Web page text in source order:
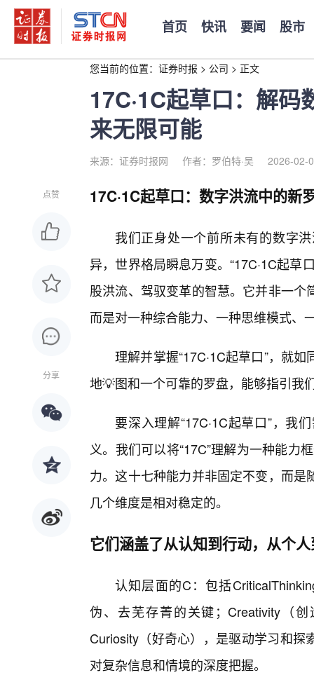
首页 快讯 要闻 股市
您当前的位置： 证券时报 > 公司 > 正文
17C·1C起草口：解
来无限可能
来源：证券时报网 作者：罗伯特·吴 2026-02-
点赞
分享
17C·1C起草口：数字洪流中的新
我们正身处一个前所未有的数字
异，世界格局瞬息万变。“17C·1C起
股洪流、驾驭变革的智慧。它并非一
而是对一种综合能力、一种思维模式、
理解并掌握“17C·1C起草口”，就
地💡图和一个可靠的罗盘，能够指引我
要深入理解“17C·1C起草口”，我
义。我们可以将“17C”理解为一种能力
力。这十七种能力并非固定不变，而
几个维度是相对稳定的。
它们涵盖了从认知到行动，从个
认知层面的C：包括
伪、去芜存菁的关键；Creativity（
Curiosity（好奇心），是驱动学习和探
对复杂信息和情境的深度把握。